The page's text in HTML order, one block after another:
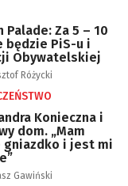
Palade: Za 5 – 10
będzie PiS-u i
Obywatelskiej
Różycki
Konieczna i
dom. „Mam
gniazdko i jest mi
Gawiński